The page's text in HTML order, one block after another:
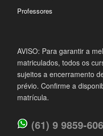
Professores
AVISO: Para garantir a
matriculados, todos os
sujeitos a encerramento
prévio. Confirme a
matrícula.
(61) 9 9859-